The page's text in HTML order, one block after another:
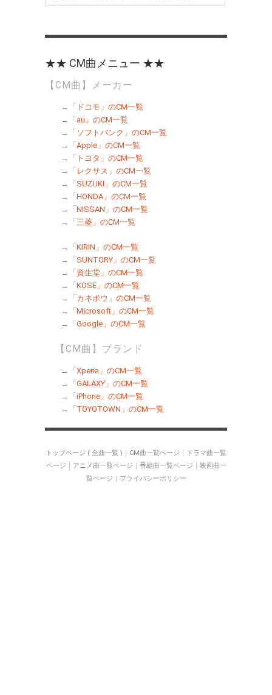
★★ CM曲メニュー ★★
【CM曲】メーカー
→
「ドコモ」のCM一覧
→
「au」のCM一覧
→
「ソフトバンク」のCM一覧
→
「Apple」のCM一覧
→
「トヨタ」のCM一覧
→
「レクサス」のCM一覧
→
「SUZUKI」のCM一覧
→
「HONDA」のCM一覧
→
「NISSAN」のCM一覧
→
「三菱」のCM一覧
→
「KIRIN」のCM一覧
→
「SUNTORY」のCM一覧
→
「資生堂」のCM一覧
→
「KOSE」のCM一覧
→
「カネボウ」のCM一覧
→
「Microsoft」のCM一覧
→
「Google」のCM一覧
【CM曲】ブランド
→
「Xperia」のCM一覧
→
「GALAXY」のCM一覧
→
「iPhone」のCM一覧
→
「TOYOTOWN」のCM一覧
トップページ ( 全曲一覧 ) ｜ CM曲一覧ページ ｜
ドラマ曲一覧
ページ ｜ アニメ曲一覧ページ ｜ 番組曲一覧ページ ｜ 映画曲一
覧ページ ｜ プライバシーポリシー